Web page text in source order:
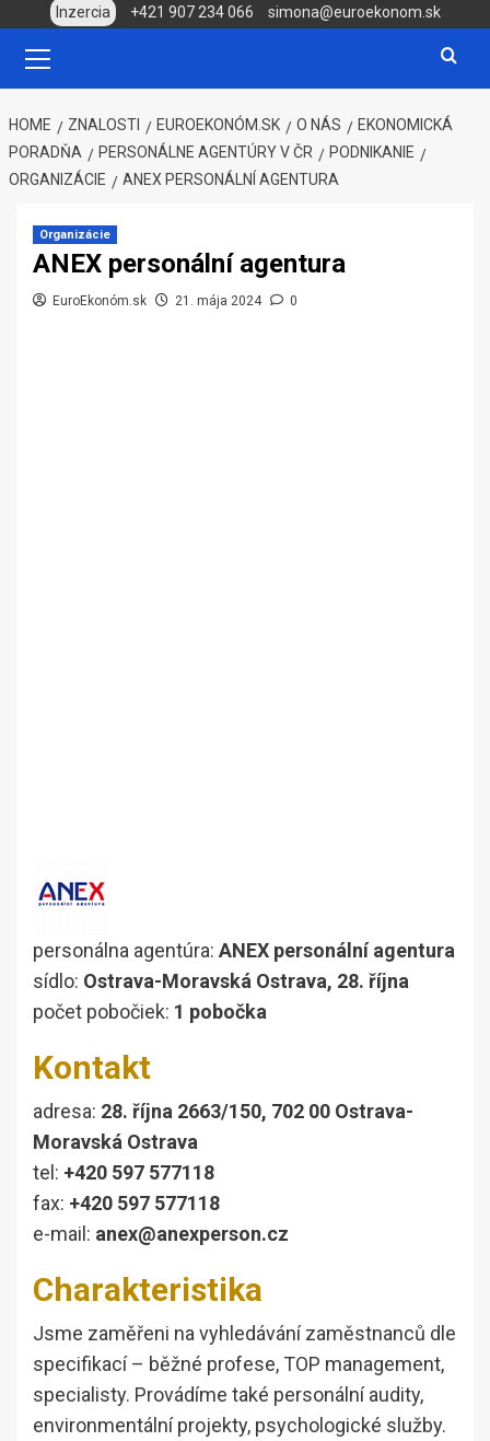
content
Inzercia +421 907 234 066
simona@euroekonom.sk
Menu
HOME ZNALOSTI EUROEKONÓM.SK O NÁS
EKONOMICKÁ
PORADŇA
PERSONÁLNE AGENTÚRY V ČR
PODNIKANIE
ORGANIZÁCIE
ANEX PERSONÁLNÍ AGENTURA
Organizácie
ANEX personální agentura
EuroEkonóm.sk 21. mája 2024 0
personálna agentúra: ANEX personální agentura
sídlo: Ostrava-Moravská Ostrava, 28. října
počet pobočiek: 1 pobočka
Kontakt
adresa: 28. října 2663/150, 702 00 Ostrava-
Moravská Ostrava
tel: +420 597 577118
fax: +420 597 577118
e-mail: anex@anexperson.cz
Charakteristika
Jsme zaměřeni na vyhledávání zaměstnanců dle
specifikací – běžné profese, TOP management,
specialisty. Provádíme také personální audity,
environmentální projekty, psychologické služby.